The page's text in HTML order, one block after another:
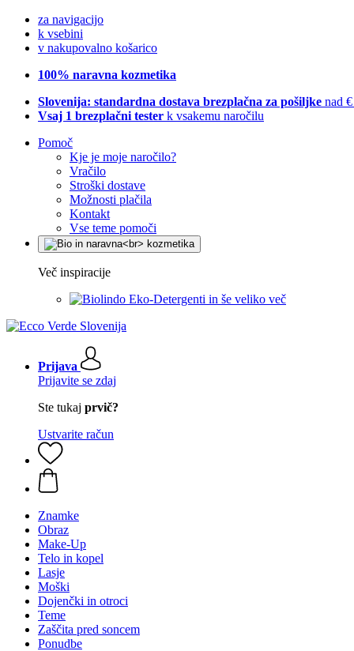
za navigacijo
k vsebini
v nakupovalno košarico
100% naravna kozmetika
Slovenija: standardna dostava brezplačna za pošiljke nad
Vsaj 1 brezplačni tester k vsakemu naročilu
Pomoč
Kje je moje naročilo?
Vračilo
Stroški dostave
Možnosti plačila
Kontakt
Vse teme pomoči
Več inspiracije
Eko-Detergenti in še veliko več
Prijava
Prijavite se zdaj
Ste tukaj prvič?
Ustvarite račun
Znamke
Obraz
Make-Up
Telo in kopel
Lasje
Moški
Dojenčki in otroci
Teme
Zaščita pred soncem
Ponudbe